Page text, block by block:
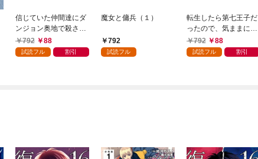
信じていた仲間達にダ
ンジョン奥地で殺され
かけたがギフト『無限
ガチャ』でレベル９９
792 88
試読フル 割引
魔女と傭兵（１）
792
試読フル
転生したら第七王子だ
ったので、気ままに魔
術を極めます（１）
792 88
試読フル 割引